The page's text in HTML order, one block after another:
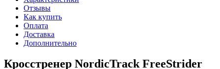
Отзывы
Как купить
Оплата
Доставка
Дополнительно
Кросстренер NordicTrack FreeStrider